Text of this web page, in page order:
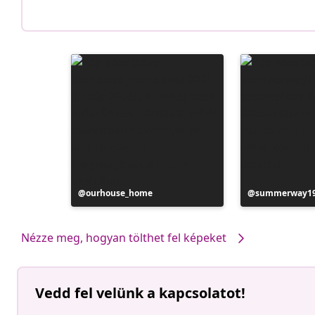
Bejegyzés
közzétevője
ourhouse_home
Bejegyzés
közzétevője
Nézze meg, hogyan tölthet fel képeket
Vedd fel velünk a kapcsolatot!